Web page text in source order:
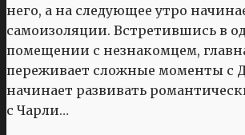
него, а на следующее утро
самоизоляции. Встретившись в
помещении с незнакомцем,
переживает сложные моменты с
начинает развивать
с Чарли…